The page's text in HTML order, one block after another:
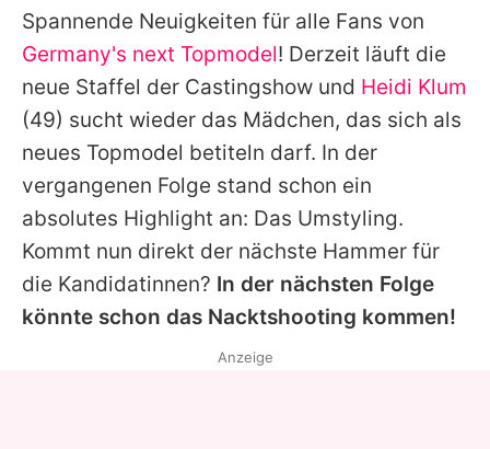
Impressum
Datenschutzerklärung
Nutzungsbedingungen
Utiq verwalten
Spannende Neuigkeiten für alle Fans von
Germany's next Topmodel! Derzeit läuft die
neue Staffel der Castingshow und Heidi Klum
(49) sucht wieder das Mädchen, das sich als
neues Topmodel betiteln darf. In der
vergangenen Folge stand schon ein
absolutes Highlight an: Das Umstyling.
Kommt nun direkt der nächste Hammer für
die Kandidatinnen? In der nächsten Folge
könnte schon das Nacktshooting kommen!
Anzeige